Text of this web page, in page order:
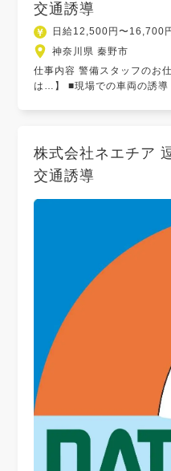
交通誘導
日給12,500円〜16,700
神奈川県 秦野市
仕事内容 警備スタッフのお
は…】 ■現場での車両の誘導
株式会社ネエチア
交通誘導